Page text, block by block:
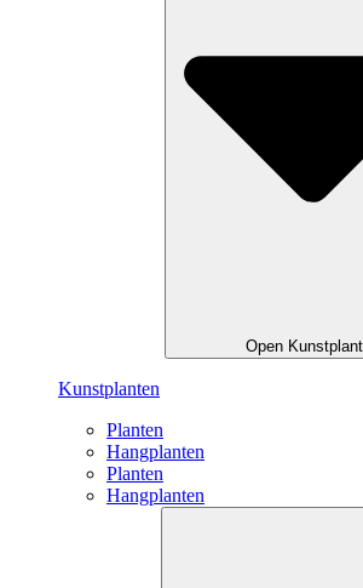
Open
Kunstplanten
Planten
Hangplanten
Planten
Hangplanten